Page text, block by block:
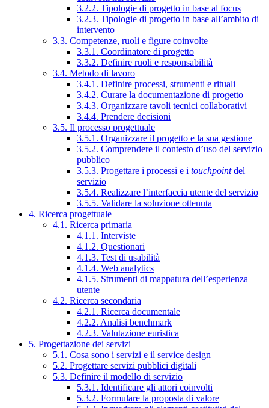
3.2.2. Tipologie di progetto in base al focus
3.2.3. Tipologie di progetto in base all’ambito di
intervento
3.3. Competenze, ruoli e figure coinvolte
3.3.1. Coordinatore di progetto
3.3.2. Definire ruoli e responsabilità
3.4. Metodo di lavoro
3.4.1. Definire processi, strumenti e rituali
3.4.2. Curare la documentazione di progetto
3.4.3. Organizzare tavoli tecnici collaborativi
3.4.4. Prendere decisioni
3.5. Il processo progettuale
3.5.1. Organizzare il progetto e la sua gestione
3.5.2. Comprendere il contesto d’uso del servizio
pubblico
3.5.3. Progettare i processi e i touchpointdel
servizio
3.5.4. Realizzare l’interfaccia utente del servizio
3.5.5. Validare la soluzione ottenuta
4. Ricerca progettuale
4.1. Ricerca primaria
4.1.1. Interviste
4.1.2. Questionari
4.1.3. Test di usabilità
4.1.4. Web analytics
4.1.5. Strumenti di mappatura dell’esperienza
utente
4.2. Ricerca secondaria
4.2.1. Ricerca documentale
4.2.2. Analisi benchmark
4.2.3. Valutazione euristica
5. Progettazione dei servizi
5.1. Cosa sono i servizi e il service design
5.2. Progettare servizi pubblici digitali
5.3. Definire il modello di servizio
5.3.1. Identificare gli attori coinvolti
5.3.2. Formulare la proposta di valore